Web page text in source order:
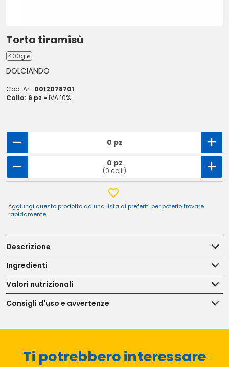
Torta tiramisù
400g ℮
DOLCIANDO
Cod. Art. 0012078701
Collo: 6 pz - IVA 10%
0 pz
0 pz
(0 colli)
Aggiungi questo prodotto ad una lista di preferiti per poterlo trovare
rapidamente
Descrizione
Ingredienti
Valori nutrizionali
Consigli d'uso e avvertenze
Ti potrebbero interessare